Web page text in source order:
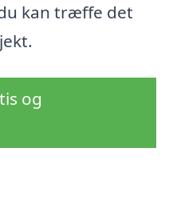
kan træffe det
og